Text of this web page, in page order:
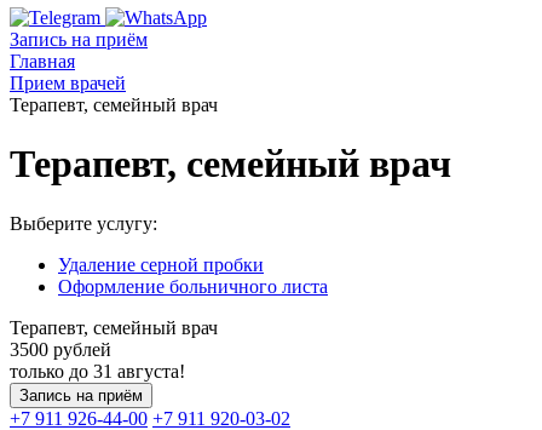
Запись на приём
Главная
Прием врачей
Терапевт, семейный врач
Терапевт, семейный врач
Выберите услугу:
Удаление серной пробки
Оформление больничного листа
Терапевт, семейный врач
3500 рублей
только до 31 августа!
Запись на приём
+7 911 926-44-00 +7 911 920-03-02